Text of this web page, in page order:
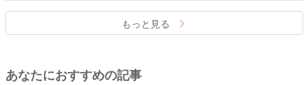
もっと見る
あなたにおすすめの記事